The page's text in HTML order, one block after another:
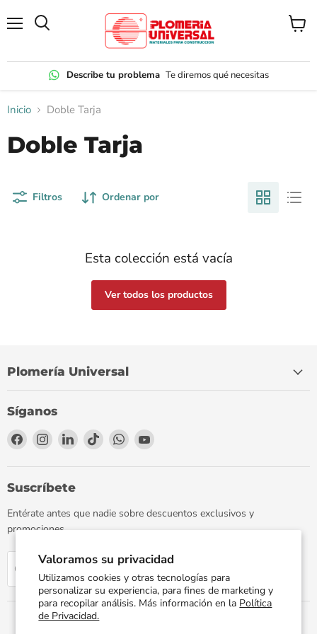
Valoramos su privacidad
Utilizamos cookies y otras tecnologías para
personalizar su experiencia, para fines de marketing y
para recopilar análisis. Más información en la Política
de Privacidad.
Describe tu problema Te diremos qué necesitas
Ver
Inicio Doble Tarja
Doble Tarja
Filtros Ordenar por
Esta colección está vacía
Ver todos los productos
Plomería Universal
Síganos
Encuéntrenos
Facebook
Encuéntrenos
Instagram
Encuéntrenos
LinkedIn
Encuéntrenos
TikTok
Encuéntrenos
WhatsApp
Encuéntrenos
YouTube
Suscríbete
Entérate antes que nadie sobre descuentos exclusivos y
promociones.
Correo electrónico